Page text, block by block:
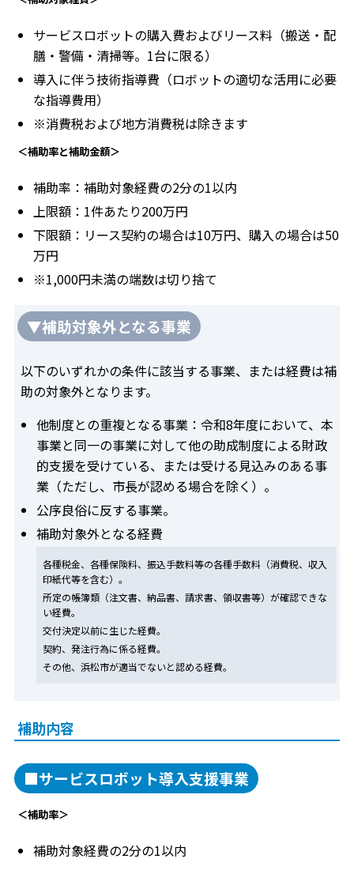
サービスロボットの購入費およびリース料（搬送・配
膳・警備・清掃等。1台に限る）
導入に伴う技術指導費（ロボットの適切な活用に必要
な指導費用）
※消費税および地方消費税は除きます
＜補助率と補助金額＞
補助率：補助対象経費の2分の1以内
上限額：1件あたり200万円
下限額：リース契約の場合は10万円、購入の場合は50
万円
※1,000円未満の端数は切り捨て
▼補助対象外となる事業
以下のいずれかの条件に該当する事業、または経費は補
助の対象外となります。
他制度との重複となる事業：令和8年度において、本
事業と同一の事業に対して他の助成制度による財政
的支援を受けている、または受ける見込みのある事
業（ただし、市長が認める場合を除く）。
公序良俗に反する事業。
補助対象外となる経費
各種税金、各種保険料、振込手数料等の各種手数料（消費税、収入
印紙代等を含む）。
所定の帳簿類（注文書、納品書、請求書、領収書等）が確認できな
い経費。
交付決定以前に生じた経費。
契約、発注行為に係る経費。
その他、浜松市が適当でないと認める経費。
補助内容
■サービスロボット導入支援事業
＜補助率＞
補助対象経費の2分の1以内